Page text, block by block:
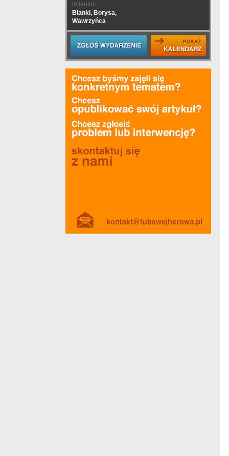
imieniny:
Bianki, Borysa,
Wawrzyńca